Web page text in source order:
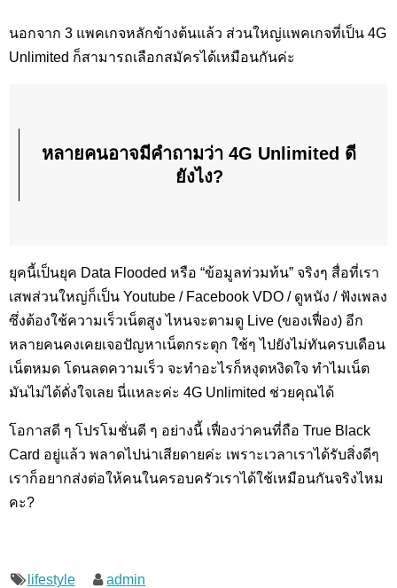
นอกจาก 3 แพคเกจหลักข้างต้นแล้ว ส่วนใหญ่แพคเกจที่เป็น 4G
Unlimited ก็สามารถเลือกสมัครได้เหมือนกันค่ะ
หลายคนอาจมีคำถามว่า 4G Unlimited ดี
ยังไง?
ยุคนี้เป็นยุค Data Flooded หรือ “ข้อมูลท่วมท้น” จริงๆ สื่อที่เรา
เสพส่วนใหญ่ก็เป็น Youtube / Facebook VDO / ดูหนัง / ฟังเพลง
ซึ่งต้องใช้ความเร็วเน็ตสูง ไหนจะตามดู Live (ของเฟื่อง) อีก
หลายคนคงเคยเจอปัญหาเน็ตกระตุก ใช้ๆ ไปยังไม่ทันครบเดือน
เน็ตหมด โดนลดความเร็ว จะทำอะไรก็หงุดหงิดใจ ทำไมเน็ต
มันไม่ได้ดั่งใจเลย นี่แหละค่ะ 4G Unlimited ช่วยคุณได้
โอกาสดี ๆ โปรโมชั่นดี ๆ อย่างนี้ เฟื่องว่าคนที่ถือ True Black
Card อยู่แล้ว พลาดไปน่าเสียดายค่ะ เพราะเวลาเราได้รับสิ่งดีๆ
เราก็อยากส่งต่อให้คนในครอบครัวเราได้ใช้เหมือนกันจริงไหม
คะ?
lifestyle admin